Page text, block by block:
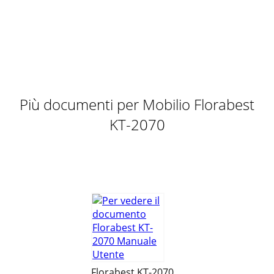
Pagina 12 - Nettoyage et entretien
5Contents/Sisällysluettelo/Innehållsförteckning/
a high-quality product. Get to know the product before you
start to use it. Carefully read th
Pagina 14 - Afvalverwerking
73 Years warrantyThe product was produced with great care
and under constant supervision. You receive a three-year
Più documenti per Mobilio Florabest
KT-2070